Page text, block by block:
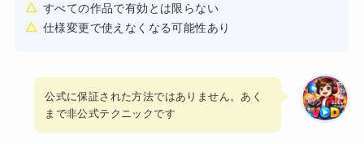
すべての作品で有効とは限らない
仕様変更で使えなくなる可能性あり
公式に保証された方法ではありません。あく
まで非公式テクニックです